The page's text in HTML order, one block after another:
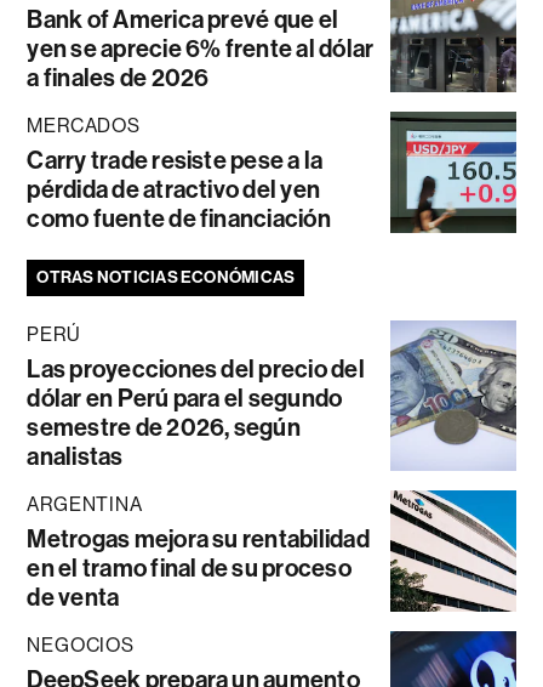
Bank of America prevé que el
yen se aprecie 6% frente al dólar
a finales de 2026
MERCADOS
Carry trade resiste pese a la
pérdida de atractivo del yen
como fuente de financiación
OTRAS NOTICIAS ECONÓMICAS
PERÚ
Las proyecciones del precio del
dólar en Perú para el segundo
semestre de 2026, según
analistas
ARGENTINA
Metrogas mejora su rentabilidad
en el tramo final de su proceso
de venta
NEGOCIOS
DeepSeek prepara un aumento